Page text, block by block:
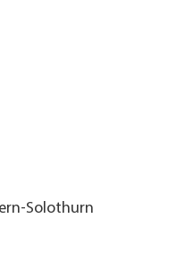
Solothurn